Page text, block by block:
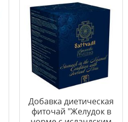
Добавка диетическая
фиточай "Желудок в